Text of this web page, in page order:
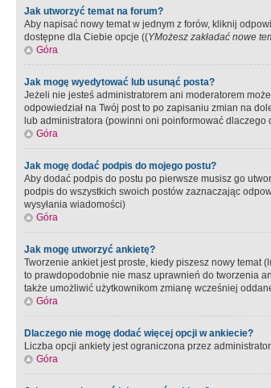
Jak utworzyć temat na forum?
Aby napisać nowy temat w jednym z forów, kliknij
dostępne dla Ciebie opcje ((YMożesz zakładać nowe
Góra
Jak mogę wyedytować lub usunąć posta?
Jeżeli nie jesteś administratorem ani moderatorem
odpowiedział na Twój post to po zapisaniu zmian na
lub administratora (powinni oni poinformować
Góra
Jak mogę dodać podpis do mojego postu?
Aby dodać podpis do postu po pierwsze musisz go
podpis do wszystkich swoich postów zaznaczając
wysyłania wiadomości)
Góra
Jak mogę utworzyć ankietę?
Tworzenie ankiet jest proste, kiedy piszesz nowy
to prawdopodobnie nie masz uprawnień do tworzenia
także umożliwić użytkownikom zmianę wcześniej
Góra
Dlaczego nie mogę dodać więcej opcji w ankiecie?
Liczba opcji ankiety jest ograniczona przez
Góra